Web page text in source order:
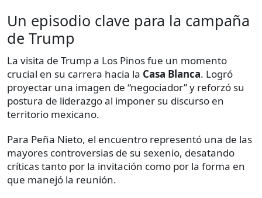
Un episodio clave para la campaña
de Trump
La visita de Trump a Los Pinos fue un momento
crucial en su carrera hacia la Casa Blanca. Logró
proyectar una imagen de “negociador” y reforzó su
postura de liderazgo al imponer su discurso en
territorio mexicano.
Para Peña Nieto, el encuentro representó una de las
mayores controversias de su sexenio, desatando
críticas tanto por la invitación como por la forma en
que manejó la reunión.